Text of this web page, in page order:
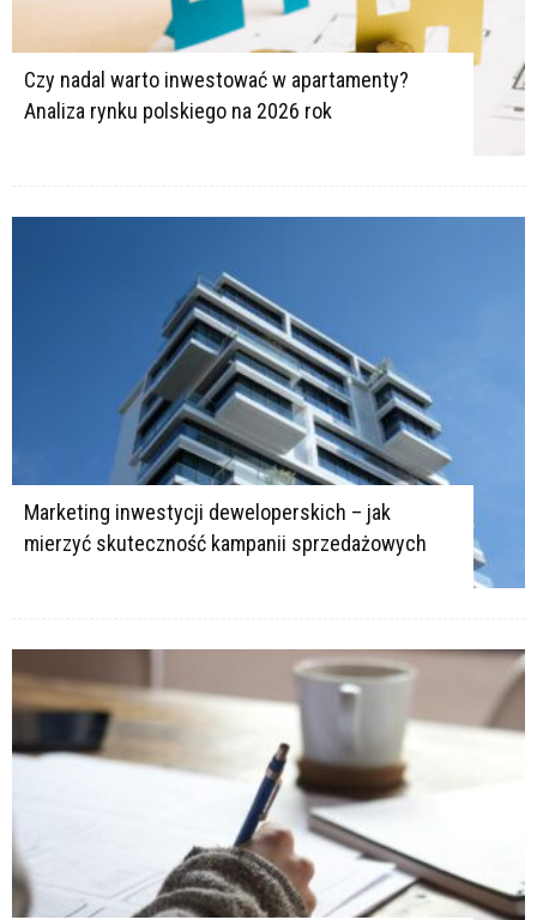
Czy nadal warto inwestować w apartamenty?
Analiza rynku polskiego na 2026 rok
Marketing inwestycji deweloperskich – jak
mierzyć skuteczność kampanii sprzedażowych